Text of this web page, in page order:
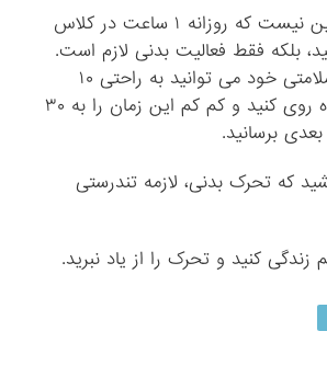
منظور از تحرک این نیست که روزانه ۱ ساعت در کلاس
بلکه فقط فعالیت بدنی لازم است.
شما برای حفظ سلامتی خود می توانید به راحتی ۱۰
دقیقه در روز پیاده روی کنید و کم کم این زمان را به ۳۰
برسانید.
که تحرک بدنی، لازمه تندرستی
زندگی کنید و تحرک را از یاد نبرید.